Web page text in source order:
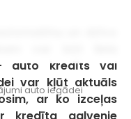
auto iegādei
un dzīvo
var būt liela
auto kredīts vai
var kļūt aktuāls
ar ko izceļas
kredīta galvenie